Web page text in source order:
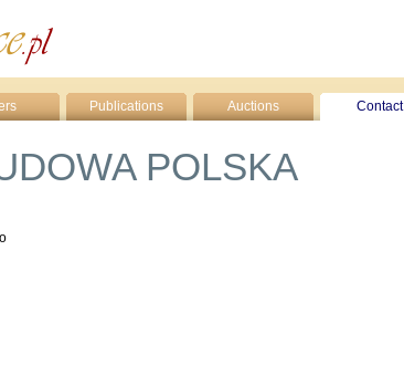
Publications Auctions Contact
POLSKA